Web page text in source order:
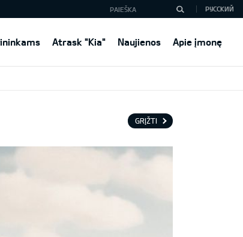
Atrask "Kia" Naujienos Apie įmonę
РУССКИЙ
GRĮŽTI